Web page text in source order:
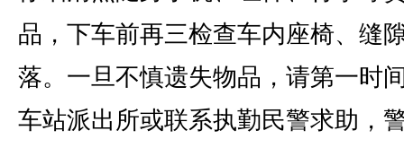
品，下车前再三检查车内座椅、缝
落。一旦不慎遗失物品，请第一时
车站派出所或联系执勤民警求助，